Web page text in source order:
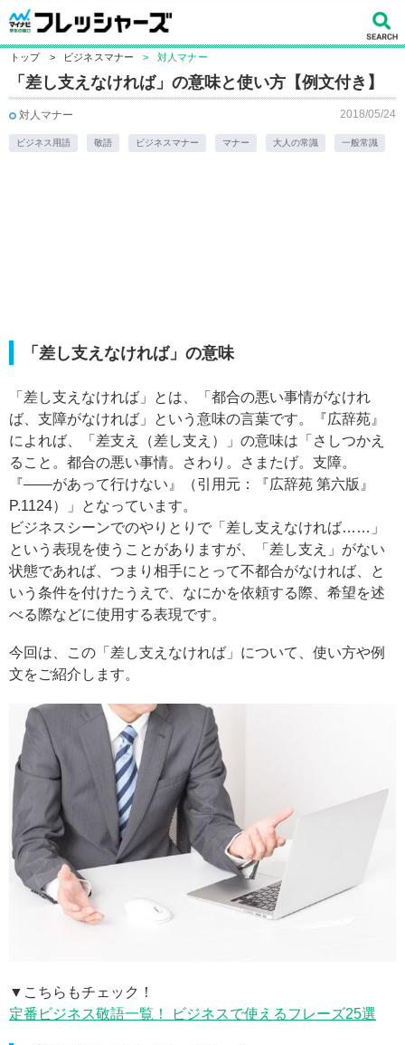
トップ > ビジネスマナー > 対人マナー
「差し支えなければ」の意味と使い方【例文付き】
対人マナー 2018/05/24
ビジネス用語 敬語 ビジネスマナー マナー 大人の常識 一般常識
「差し支えなければ」の意味
「差し支えなければ」とは、「都合の悪い事情がなけれ
ば、支障がなければ」という意味の言葉です。『広辞苑』
によれば、「差支え（差し支え）」の意味は「さしつかえ
ること。都合の悪い事情。さわり。さまたげ。支障。
『――があって行けない』（引用元：『広辞苑 第六版』
P.1124）」となっています。
ビジネスシーンでのやりとりで「差し支えなければ……」
という表現を使うことがありますが、「差し支え」がない
状態であれば、つまり相手にとって不都合がなければ、と
いう条件を付けたうえで、なにかを依頼する際、希望を述
べる際などに使用する表現です。
今回は、この「差し支えなければ」について、使い方や例
文をご紹介します。
▼こちらもチェック！
定番ビジネス敬語一覧！ ビジネスで使えるフレーズ25選